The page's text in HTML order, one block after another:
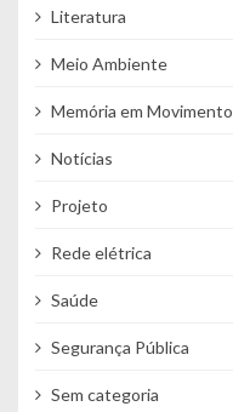
Literatura
Meio Ambiente
Memória em Movimento
Notícias
Projeto
Rede elétrica
Saúde
Segurança Pública
Sem categoria